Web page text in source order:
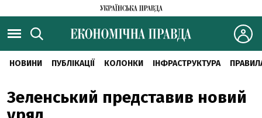
НОВИНИ ПУБЛІКАЦІЇ КОЛОНКИ ІНФРАСТРУКТУРА
Зеленський представив новий